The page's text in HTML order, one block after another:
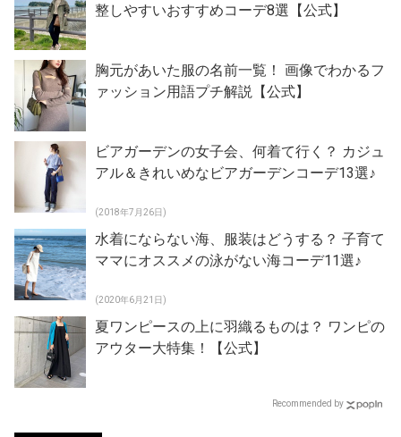
整しやすいおすすめコーデ8選【公式】
胸元があいた服の名前一覧！ 画像でわかるフ
ァッション用語プチ解説【公式】
ビアガーデンの女子会、何着て行く？ カジュ
アル＆きれいめなビアガーデンコーデ13選♪
(2018年7月26日)
水着にならない海、服装はどうする？ 子育て
ママにオススメの泳がない海コーデ11選♪
(2020年6月21日)
夏ワンピースの上に羽織るものは？ ワンピの
アウター大特集！【公式】
Recommended by